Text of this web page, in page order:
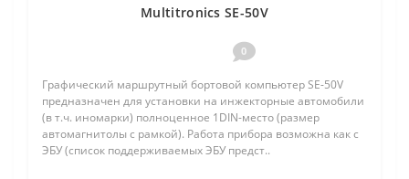
Multitronics SE-50V
0
Графический маршрутный бортовой компьютер SE-50V
предназначен для установки на инжекторные автомобили
(в т.ч. иномарки) полноценное 1DIN-место (размер
автомагнитолы с рамкой). Работа прибора возможна как с
ЭБУ (список поддерживаемых ЭБУ предст..